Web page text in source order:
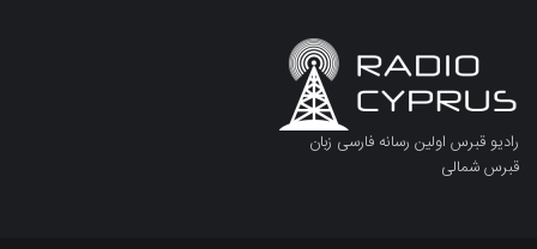
رادیو قبرس اولین رسانه فارسی زبان
قبرس شمالی